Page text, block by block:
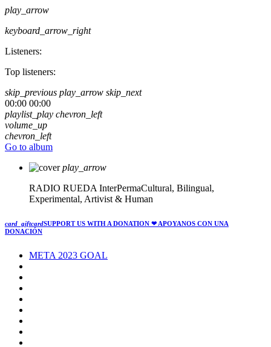
play_arrow
keyboard_arrow_right
Listeners:
Top listeners:
skip_previous play_arrow skip_next
00:00 00:00
playlist_play chevron_left
volume_up
chevron_left
Go to album
play_arrow
RADIO RUEDA InterPermaCultural, Bilingual,
Experimental, Artivist & Human
card_giftcardSUPPORT US WITH A DONATION ❤ APOYANOS CON UNA
DONACIÓN
META 2023 GOAL